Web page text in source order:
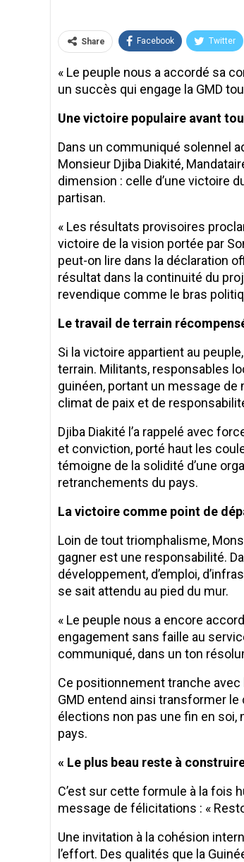
Share Facebook Twitter
« Le peuple nous a accordé sa
un succès qui engage la GMD
Une victoire populaire avant
Dans un communiqué solennel
Monsieur Djiba Diakité,
dimension : celle d’une victoire
partisan.
« Les résultats provisoires
victoire de la vision portée par
peut-on lire dans la déclaration
résultat dans la continuité du
revendique comme le bras
Le travail de terrain
Si la victoire appartient au
terrain. Militants, responsables
guinéen, portant un message
climat de paix et de
Djiba Diakité l’a rappelé avec
et conviction, porté haut les
témoigne de la solidité d’une
retranchements du pays.
La victoire comme point de
Loin de tout triomphalisme,
gagner est une responsabilité.
développement, d’emploi,
se sait attendu au pied du mur.
« Le peuple nous a encore
engagement sans faille au
communiqué, dans un ton
Ce positionnement tranche
GMD entend ainsi transformer
élections non pas une fin en soi,
pays.
« Le plus beau reste à
C’est sur cette formule à la fois
message de félicitations : «
Une invitation à la cohésion
l’effort. Des qualités que la